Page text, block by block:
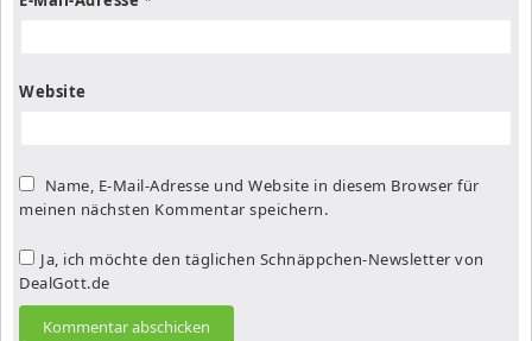
Website
Name, E-Mail-Adresse und Website in diesem Browser für
meinen nächsten Kommentar speichern.
Ja, ich möchte den täglichen Schnäppchen-Newsletter von
DealGott.de